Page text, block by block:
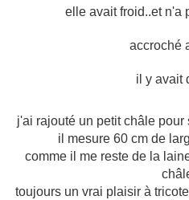
elle avait froid..et n'a
accroché
il y avait
j'ai rajouté un petit châle
il mesure 60 cm de
comme il me reste de la
toujours un vrai plaisir à